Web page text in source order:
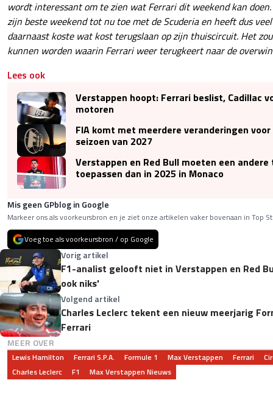
wordt interessant om te zien wat Ferrari dit weekend kan
zijn beste weekend tot nu toe met de Scuderia en heeft dus
daarnaast koste wat kost terugslaan op zijn thuiscircuit. Het
kunnen worden waarin Ferrari weer terugkeert naar de
Lees ook
Verstappen hoopt: Ferrari beslist, Cadillac
motoren
FIA komt met meerdere veranderingen
seizoen van 2027
Verstappen en Red Bull moeten een
toepassen dan in 2025 in Monaco
Mis geen GPblog in Google
Markeer ons als voorkeursbron en je ziet onze artikelen vaker bovenaan in Top
Voeg toe als voorkeursbron / op Google
Vorig artikel
F1-analist gelooft niet in Verstappen en Red
ook niks'
Volgend artikel
Charles Leclerc tekent een nieuw meerjarig
Ferrari
MEER OVER
Lewis Hamilton Ferrari S.p.A. Formule 1 Max Verstappen Ferrari
Charles Leclerc
F1 Max Verstappen Nieuws